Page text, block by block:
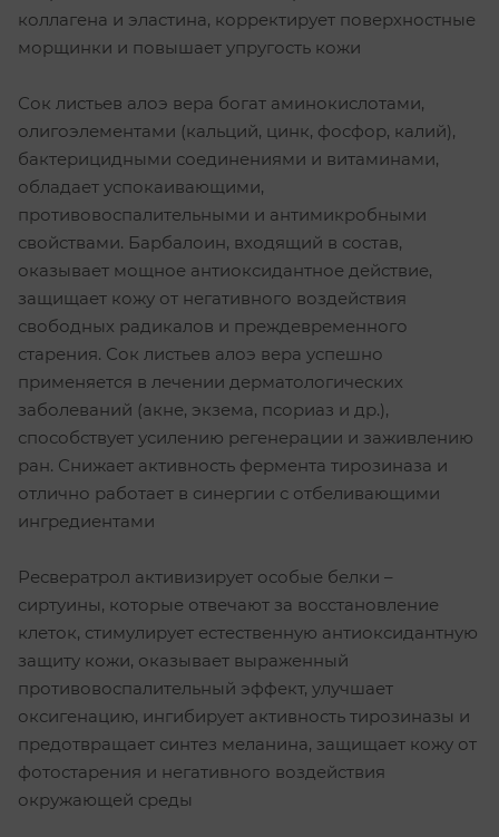
коллагена и эластина, корректирует поверхностные
морщинки и повышает упругость кожи
Сок листьев алоэ вера богат аминокислотами,
олигоэлементами (кальций, цинк, фосфор, калий),
бактерицидными соединениями и витаминами,
обладает успокаивающими,
противовоспалительными и антимикробными
свойствами. Барбалоин, входящий в состав,
оказывает мощное антиоксидантное действие,
защищает кожу от негативного воздействия
свободных радикалов и преждевременного
старения. Сок листьев алоэ вера успешно
применяется в лечении дерматологических
заболеваний (акне, экзема, псориаз и др.),
способствует усилению регенерации и заживлению
ран. Снижает активность фермента тирозиназа и
отлично работает в синергии с отбеливающими
ингредиентами
Ресвератрол активизирует особые белки –
сиртуины, которые отвечают за восстановление
клеток, стимулирует естественную антиоксидантную
защиту кожи, оказывает выраженный
противовоспалительный эффект, улучшает
оксигенацию, ингибирует активность тирозиназы и
предотвращает синтез меланина, защищает кожу от
фотостарения и негативного воздействия
окружающей среды